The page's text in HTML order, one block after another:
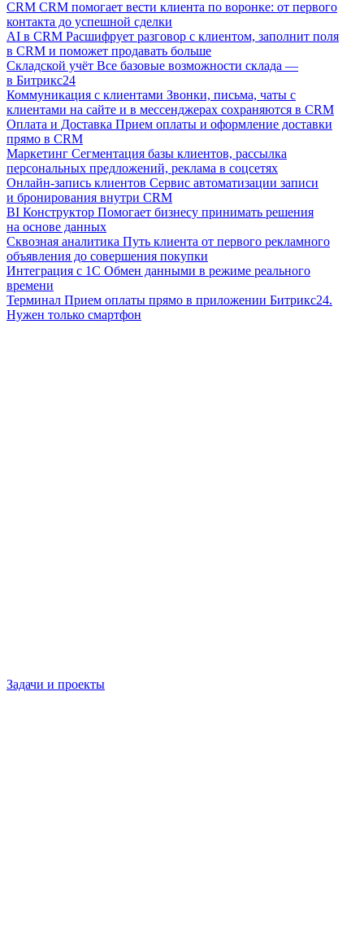
CRM CRM помогает вести клиента по воронке: от первого
контакта до успешной сделки
AI в CRM Расшифрует разговор с клиентом, заполнит поля
в CRM и поможет продавать больше
Складской учёт Все базовые возможности склада —
в Битрикс24
Коммуникация с клиентами Звонки, письма, чаты с
клиентами на сайте и в мессенджерах сохраняются в CRM
Оплата и Доставка Прием оплаты и оформление доставки
прямо в CRM
Маркетинг Сегментация базы клиентов, рассылка
персональных предложений, реклама в соцсетях
Онлайн-запись клиентов Сервис автоматизации записи
и бронирования внутри CRM
BI Конструктор Помогает бизнесу принимать решения
на основе данных
Сквозная аналитика Путь клиента от первого рекламного
объявления до совершения покупки
Интеграция с 1С Обмен данными в режиме реального
времени
Терминал Прием оплаты прямо в приложении Битрикс24.
Нужен только смартфон
Задачи и проекты